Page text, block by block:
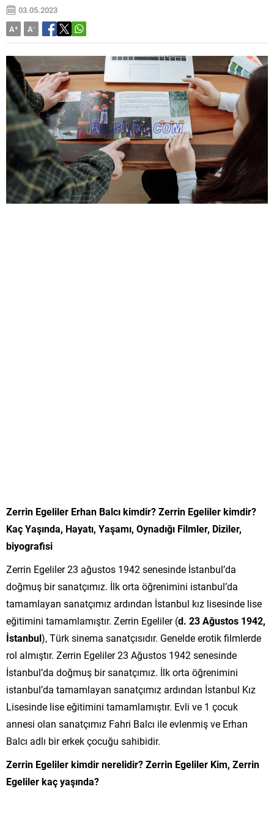
03.05.2023
A+ A-
Zerrin Egeliler Erhan Balcı kimdir? Zerrin Egeliler kimdir?
Kaç Yaşında, Hayatı, Yaşamı, Oynadığı Filmler, Diziler,
biyografisi
Zerrin Egeliler 23 ağustos 1942 senesinde İstanbul’da
doğmuş bir sanatçımız. İlk orta öğrenimini istanbul’da
tamamlayan sanatçımız ardından İstanbul kız lisesinde lise
eğitimini tamamlamıştır. Zerrin Egeliler (d. 23 Ağustos 1942,
İstanbul), Türk sinema sanatçısıdır. Genelde erotik filmlerde
rol almıştır. Zerrin Egeliler 23 Ağustos 1942 senesinde
İstanbul’da doğmuş bir sanatçımız. İlk orta öğrenimini
istanbul’da tamamlayan sanatçımız ardından İstanbul Kız
Lisesinde lise eğitimini tamamlamıştır. Evli ve 1 çocuk
annesi olan sanatçımız Fahri Balcı ile evlenmiş ve Erhan
Balcı adlı bir erkek çocuğu sahibidir.
Zerrin Egeliler kimdir nerelidir? Zerrin Egeliler Kim, Zerrin
Egeliler kaç yaşında?